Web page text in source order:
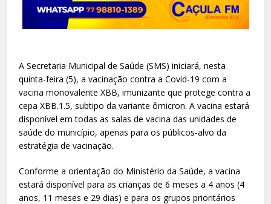
A Secretaria Municipal de Saúde (SMS) iniciará, nesta
quinta-feira (5), a vacinação contra a Covid-19 com a
vacina monovalente XBB, imunizante que protege contra a
cepa XBB.1.5, subtipo da variante ômicron. A vacina estará
disponível em todas as salas de vacina das unidades de
saúde do município, apenas para os públicos-alvo da
estratégia de vacinação.
Conforme a orientação do Ministério da Saúde, a vacina
estará disponível para as crianças de 6 meses a 4 anos (4
anos, 11 meses e 29 dias) e para os grupos prioritários